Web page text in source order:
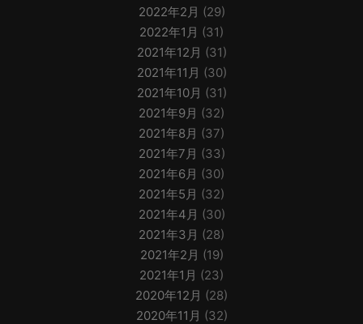
2022年2月 (29)
2022年1月 (31)
2021年12月 (31)
2021年11月 (30)
2021年10月 (31)
2021年9月 (32)
2021年8月 (37)
2021年7月 (33)
2021年6月 (30)
2021年5月 (32)
2021年4月 (30)
2021年3月 (28)
2021年2月 (19)
2021年1月 (23)
2020年12月 (28)
2020年11月 (32)